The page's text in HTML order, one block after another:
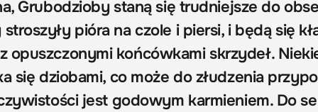
Grubodzioby staną się trudniejsze do
pióra na czole i piersi, i będą się
opuszczonymi końcówkami skrzydeł.
się dziobami, co może do złudzenia
jest godowym karmieniem. Do